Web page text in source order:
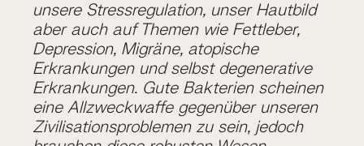
unsere Stressregulation, unser Hautbild
aber auch auf Themen wie Fettleber,
Depression, Migräne, atopische
Erkrankungen und selbst degenerative
Erkrankungen. Gute Bakterien scheinen
eine Allzweckwaffe gegenüber unseren
Zivilisationsproblemen zu sein, jedoch